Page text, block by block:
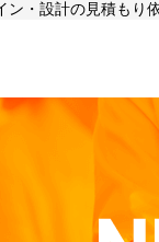
・設計の見積もり